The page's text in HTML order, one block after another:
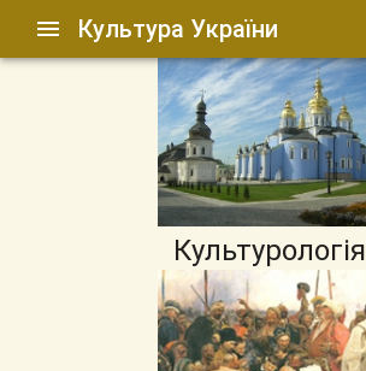
Культура України
Культурологія